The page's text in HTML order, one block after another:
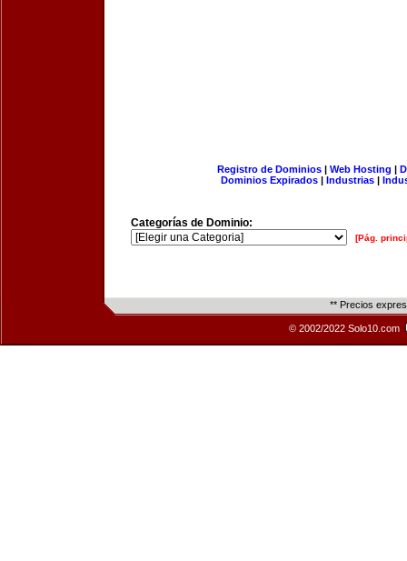
Registro de Dominios| Web Hosting |
Dominios Expirados | Industrias |
Categorías de Dominio:
[Pág.
** Precios
© 2002/2022 Solo10.com